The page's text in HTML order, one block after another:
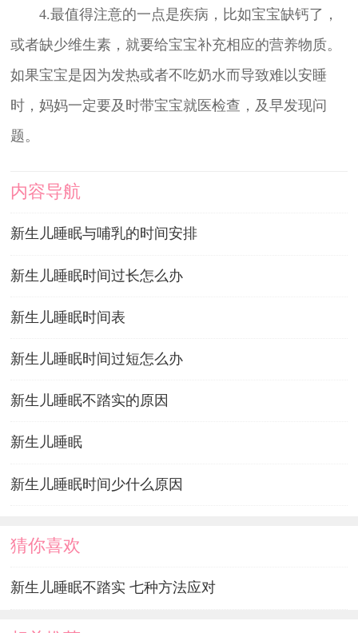
4.最值得注意的一点是疾病，比如宝宝缺钙了，
或者缺少维生素，就要给宝宝补充相应的营养物质。
如果宝宝是因为发热或者不吃奶水而导致难以安睡
时，妈妈一定要及时带宝宝就医检查，及早发现问
题。
内容导航
新生儿睡眠与哺乳的时间安排
新生儿睡眠时间过长怎么办
新生儿睡眠时间表
新生儿睡眠时间过短怎么办
新生儿睡眠不踏实的原因
新生儿睡眠
新生儿睡眠时间少什么原因
猜你喜欢
新生儿睡眠不踏实 七种方法应对